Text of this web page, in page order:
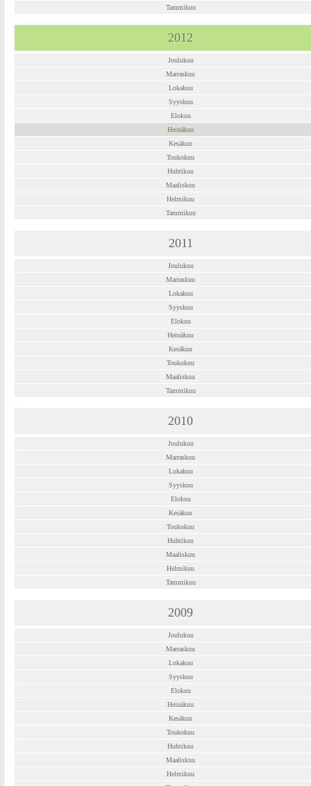
Tammikuu
2012
Joulukuu
Marraskuu
Lokakuu
Syyskuu
Elokuu
Heinäkuu
Kesäkuu
Toukokuu
Huhtikuu
Maaliskuu
Helmikuu
Tammikuu
2011
Joulukuu
Marraskuu
Lokakuu
Syyskuu
Elokuu
Heinäkuu
Kesäkuu
Toukokuu
Maaliskuu
Tammikuu
2010
Joulukuu
Marraskuu
Lokakuu
Syyskuu
Elokuu
Kesäkuu
Toukokuu
Huhtikuu
Maaliskuu
Helmikuu
Tammikuu
2009
Joulukuu
Marraskuu
Lokakuu
Syyskuu
Elokuu
Heinäkuu
Kesäkuu
Toukokuu
Huhtikuu
Maaliskuu
Helmikuu